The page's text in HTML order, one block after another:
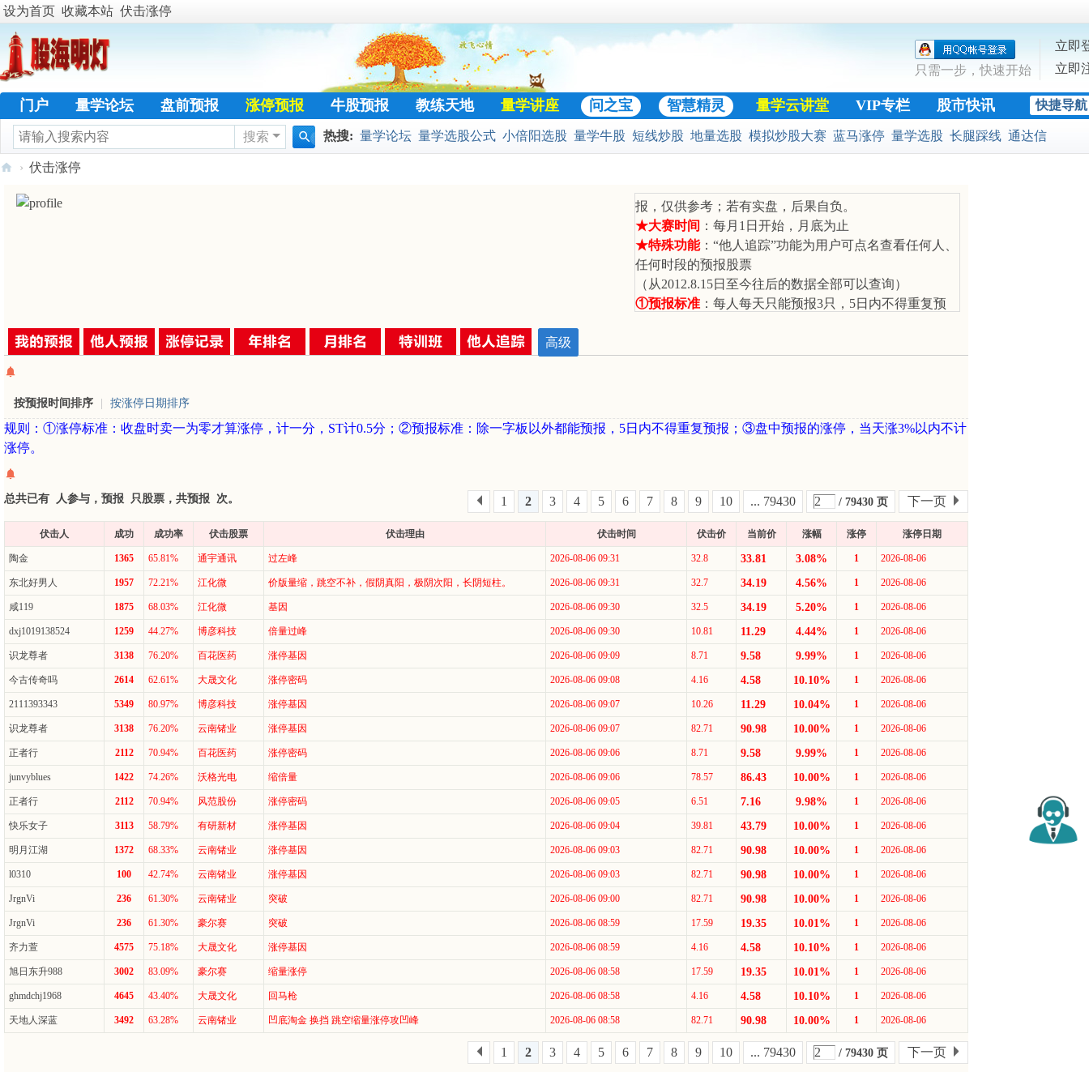
设为首页 收藏本站 伏击涨停
立即
立即
只需一步，快速开始
快捷导航
门户 量学论坛 盘前预报 涨停预报 牛股预报 教练天地 量学讲座 问之宝 智慧精灵 量学云讲堂 VIP专栏
股市快讯
股票公式
学员天地
名人传奇 特训专栏 日志 热门好贴
搜索 热搜: 量学论坛 量学选股公式 小倍阳选股 量学牛股 短线炒股 地量选股 模拟炒股大赛 蓝马涨停 量学选股 长腿踩线 通达信
› 伏击涨停
报，仅供参考；若有实盘，后果自负。
★大赛时间 ：每月1日开始，月底为止
★特殊功能：“他人追踪”功能为用户可点名查看任何人、
任何时段的预报股票
（从2012.8.15日至今往后的数据全部可以查询）
①预报标准 ：每人每天只能预报3只，5日内不得重复预
日内涨停的计算涨停（每天下午3:11电脑统计排名），一
不计涨停；正股涨停计1.0分，ST涨停计0.5分
④排名标准：按“成功数×成功率=绩效分”排名，成功数越
涨。 股市有风险，投资须谨慎
每期大赛冠军，可免费参加下个月清华北大线下“伏击涨
停特训班”，冠军获得者，请将获奖月份、论坛用户名、
trm448@163.com，若因疫情不能举办线下特训班，冠军
的免费有效期顺延3个月，过期不补，敬请理解，谢谢合
高级
按预报时间排序 按涨停日期排序
规则：①涨停标准：收盘时卖一为零才算涨停，计一分，ST计0.5分；②预报标准：除一字板以外都能预报，5日内不得重复预报；③盘中预报的涨停，当天涨3%以内不计
涨停。
总共已有 人参与，预报 只股票，共预报 次。 1 2 3 4 5 6 7 8 9 10 ... 79430 / 79430 页 下一页
伏击人 成功 成功率 伏击股票 伏击理由 伏击时间 伏击价 当前价 涨幅 涨停 涨停日期
陶金 1365 65.81% 通宇通讯 过左峰 2026-08-06 09:31 32.8 33.81 3.08% 1 2026-08-06
东北好男人 1957 72.21% 江化微 价版量缩，跳空不补，假阴真阳，极阴次阳，长阴短柱。 2026-08-06 09:31 32.7 34.19 4.56% 1 2026-08-06
咸119 1875 68.03% 江化微 基因 2026-08-06 09:30 32.5 34.19 5.20% 1 2026-08-06
dxj1019138524 1259 44.27% 博彦科技 倍量过峰 2026-08-06 09:30 10.81 11.29 4.44% 1 2026-08-06
识龙尊者 3138 76.20% 百花医药 涨停基因 2026-08-06 09:09 8.71 9.58 9.99% 1 2026-08-06
今古传奇吗 2614 62.61% 大晟文化 涨停密码 2026-08-06 09:08 4.16 4.58 10.10% 1 2026-08-06
2111393343 5349 80.97% 博彦科技 涨停基因 2026-08-06 09:07 10.26 11.29 10.04% 1 2026-08-06
识龙尊者 3138 76.20% 云南锗业 涨停基因 2026-08-06 09:07 82.71 90.98 10.00% 1 2026-08-06
正者行 2112 70.94% 百花医药 涨停密码 2026-08-06 09:06 8.71 9.58 9.99% 1 2026-08-06
junvyblues 1422 74.26% 沃格光电 缩倍量 2026-08-06 09:06 78.57 86.43 10.00% 1 2026-08-06
正者行 2112 70.94% 风范股份 涨停密码 2026-08-06 09:05 6.51 7.16 9.98% 1 2026-08-06
快乐女子 3113 58.79% 有研新材 涨停基因 2026-08-06 09:04 39.81 43.79 10.00% 1 2026-08-06
明月江湖 1372 68.33% 云南锗业 涨停基因 2026-08-06 09:03 82.71 90.98 10.00% 1 2026-08-06
l0310 100 42.74% 云南锗业 涨停基因 2026-08-06 09:03 82.71 90.98 10.00% 1 2026-08-06
JrgnVi 236 61.30% 云南锗业 突破 2026-08-06 09:00 82.71 90.98 10.00% 1 2026-08-06
JrgnVi 236 61.30% 豪尔赛 突破 2026-08-06 08:59 17.59 19.35 10.01% 1 2026-08-06
齐力萱 4575 75.18% 大晟文化 涨停基因 2026-08-06 08:59 4.16 4.58 10.10% 1 2026-08-06
旭日东升988 3002 83.09% 豪尔赛 缩量涨停 2026-08-06 08:58 17.59 19.35 10.01% 1 2026-08-06
ghmdchj1968 4645 43.40% 大晟文化 回马枪 2026-08-06 08:58 4.16 4.58 10.10% 1 2026-08-06
天地人深蓝 3492 63.28% 云南锗业 凹底淘金 换挡 跳空缩量涨停攻凹峰 2026-08-06 08:58 82.71 90.98 10.00% 1 2026-08-06
1 2 3 4 5 6 7 8 9 10 ... 79430 / 79430 页 下一页